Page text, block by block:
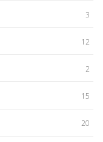
3
12
2
15
20